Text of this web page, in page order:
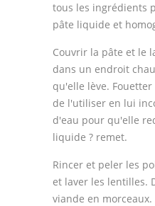
tous les ingrédients
pâte liquide et
Couvrir la pâte et le
dans un endroit
qu'elle lève.
de l'utiliser en lui
d'eau pour qu'elle
liquide ? remet.
Rincer et peler les
et laver les lentilles.
viande en morceaux.